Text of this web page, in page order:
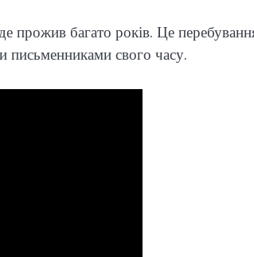
прожив багато років. Це
письменниками свого часу.